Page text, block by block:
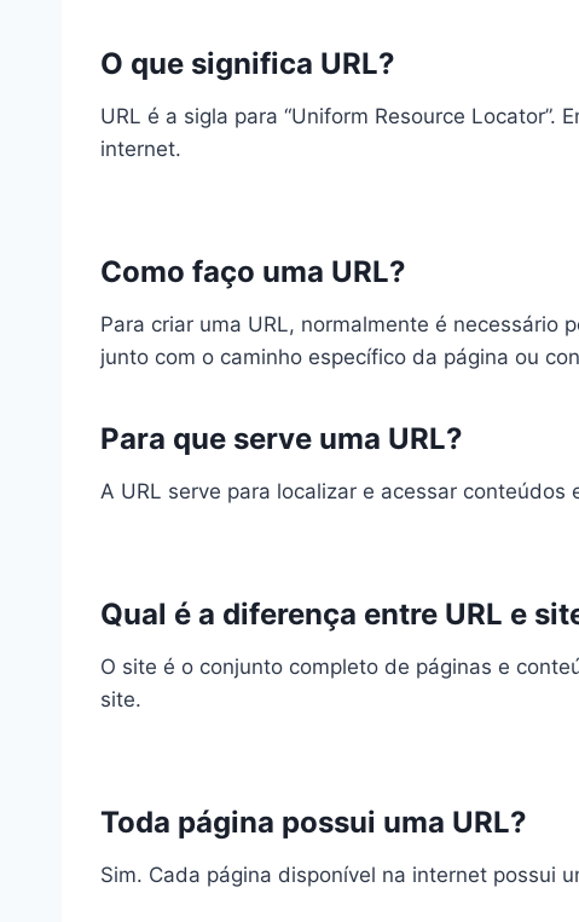
O que significa URL?
URL é a sigla para “Uniform Resource
internet.
Como faço uma URL?
Para criar uma URL, normalmente é necessário
junto com o caminho específico da página ou
Para que serve uma URL?
A URL serve para localizar e acessar
Qual é a diferença entre URL e
O site é o conjunto completo de páginas e
site.
Toda página possui uma URL?
Sim. Cada página disponível na internet possui